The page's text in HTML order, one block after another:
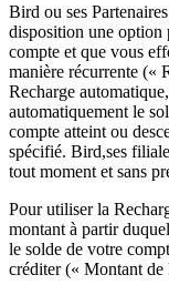
Bird ou ses
disposition une option
compte et que vous
manière récurrente («
Recharge
automatiquement le
compte atteint ou
spécifié. Bird,ses
tout moment et sans
Pour utiliser la
montant à partir
le solde de votre
créditer (« Montant de